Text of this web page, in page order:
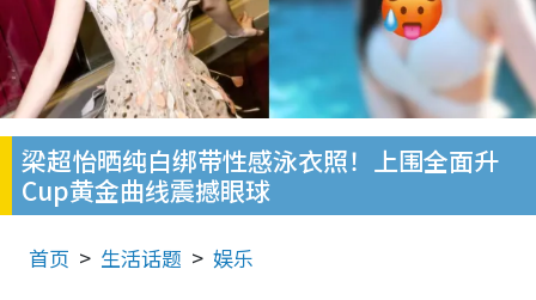
梁超怡晒纯白绑带性感泳衣照！上围全面升
Cup黄金曲线震撼眼球
首页 生活话题 娱乐